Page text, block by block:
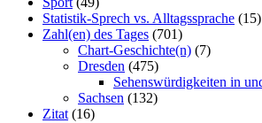
Statistik-Sprech vs. Alltagssprache (15)
Zahl(en) des Tages (701)
Chart-Geschichte(n) (7)
Dresden (475)
Sehenswürdigkeiten in
Sachsen (132)
Zitat(16)